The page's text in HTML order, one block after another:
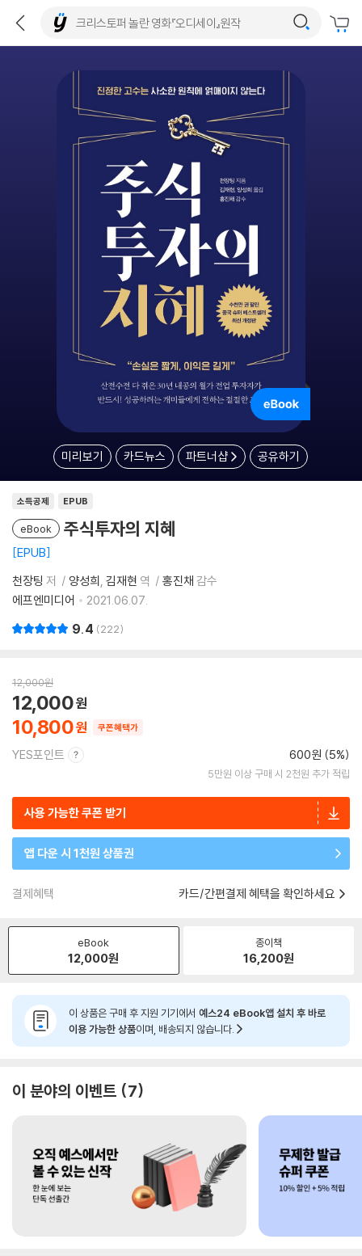
미리보기 카드뉴스 파트너샵 공유하기
소득공제 EPUB
eBook 주식투자의 지혜
EPUB
천장팅 저 양성희 김재현 역 홍진채 감수
에프엔미디어
2021.06.07.
9.4 222
12,000원
10,800
12,000
쿠폰혜택가
YES포인트 600원 (5%)
5만원 이상 구매 시 2천원 추가 적립
사용 가능한 쿠폰 받기
앱 다운 시 1천원 상품권
결제혜택 카드/간편결제 혜택을 확인하세요
eBook
12,000원
종이책
16,200원
이 상품은 구매 후 지원 기기에서 예스24 eBook앱 설치 후 바로
이용 가능한 상품이며, 배송되지 않습니다.
이 분야의 이벤트 7